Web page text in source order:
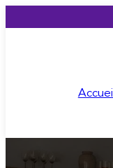
Accueil